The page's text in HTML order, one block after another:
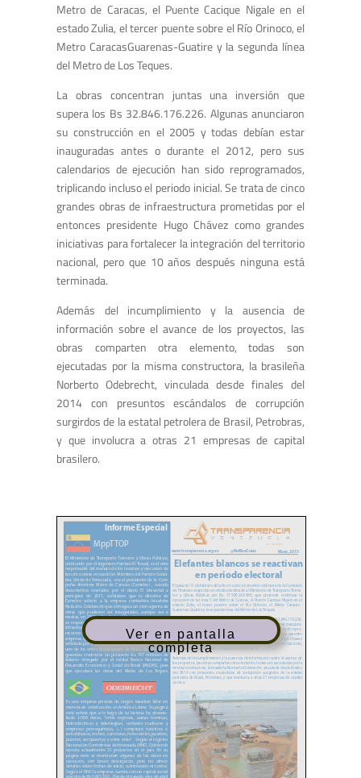
Metro de Caracas, el Puente Cacique Nigale en el
estado Zulia, el tercer puente sobre el Río Orinoco, el
Metro CaracasGuarenas-Guatire y la segunda línea
del Metro de Los Teques.
La obras concentran juntas una inversión que
supera los Bs 32.846.176.226. Algunas anunciaron
su construcción en el 2005 y todas debían estar
inauguradas antes o durante el 2012, pero sus
calendarios de ejecución han sido reprogramados,
triplicando incluso el periodo inicial. Se trata de cinco
grandes obras de infraestructura prometidas por el
entonces presidente Hugo Chávez como grandes
iniciativas para fortalecer la integración del territorio
nacional, pero que 10 años después ninguna está
terminada.
Además del incumplimiento y la ausencia de
información sobre el avance de los proyectos, las
obras comparten otra elemento, todas son
ejecutadas por la misma constructora, la brasileña
Norberto Odebrecht, vinculada desde finales del
2014 con presuntos escándalos de corrupción
surgirdos de la estatal petrolera de Brasil, Petrobras,
y que involucra a otras 21 empresas de capital
brasilero.
Ver en pantalla
completa